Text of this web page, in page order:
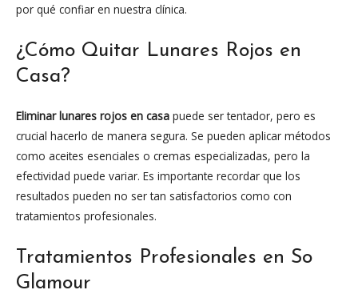
por qué confiar en nuestra clínica.
¿Cómo Quitar Lunares Rojos en
Casa?
Eliminar lunares rojos en casa puede ser tentador, pero es
crucial hacerlo de manera segura. Se pueden aplicar métodos
como aceites esenciales o cremas especializadas, pero la
efectividad puede variar. Es importante recordar que los
resultados pueden no ser tan satisfactorios como con
tratamientos profesionales.
Tratamientos Profesionales en So
Glamour